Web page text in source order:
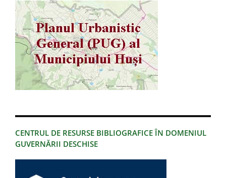
CENTRUL DE RESURSE BIBLIOGRAFICE ÎN DOMENIUL
GUVERNĂRII DESCHISE